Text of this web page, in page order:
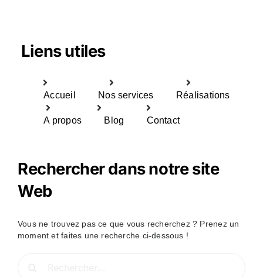
Liens utiles
Accueil Nos services Réalisations
A propos Blog Contact
Rechercher dans notre site
Web
Vous ne trouvez pas ce que vous recherchez ? Prenez un
moment et faites une recherche ci-dessous !